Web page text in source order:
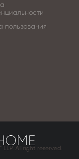
пользования
LLP. All right reserved.